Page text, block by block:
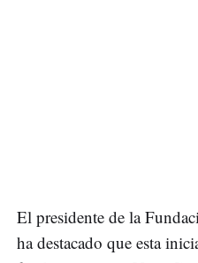
El presidente de la
ha destacado que esta